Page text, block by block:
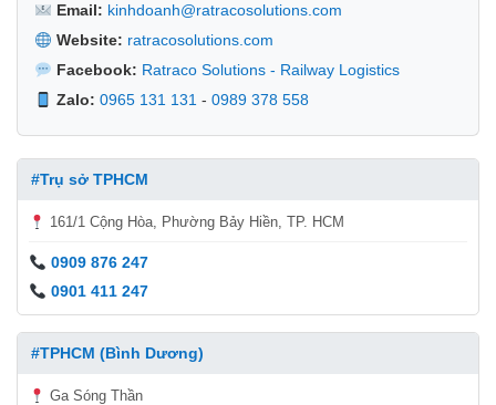
Email: kinhdoanh@ratracosolutions.com
Website: ratracosolutions.com
Facebook: Ratraco Solutions - Railway Logistics
Zalo: 0965 131 131- 0989 378 558
#Trụ sở TPHCM
161/1 Cộng Hòa, Phường Bảy Hiền, TP. HCM
0909 876 247
0901 411 247
#TPHCM (Bình Dương)
Ga Sóng Thần